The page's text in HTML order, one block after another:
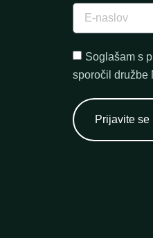
Soglašam s
sporočil družbe
Prijavite